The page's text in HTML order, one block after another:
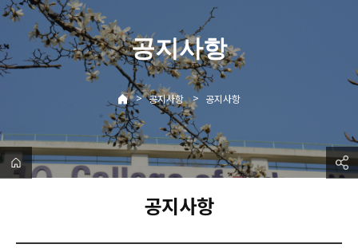
공지사항
> 공지사항 > 공지사항
공지사항